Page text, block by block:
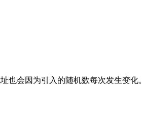
也会因为引入的随机数每次发生变化。